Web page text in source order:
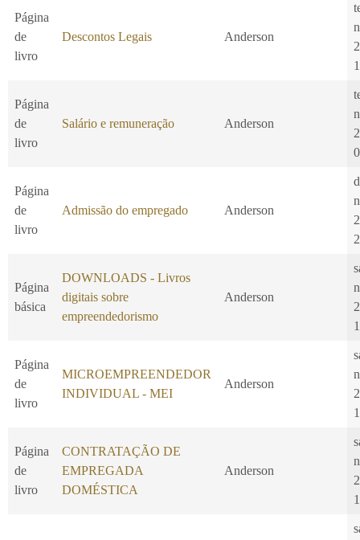
Página
de
livro
Descontos Legais Anderson
Página
de
livro
Salário e remuneração Anderson
Página
de
livro
Admissão do empregado Anderson
Página
básica
DOWNLOADS - Livros
digitais sobre
empreendedorismo
Anderson
Página
de
livro
MICROEMPREENDEDOR
INDIVIDUAL - MEI
Anderson
Página
de
livro
CONTRATAÇÃO DE
EMPREGADA
DOMÉSTICA
Anderson